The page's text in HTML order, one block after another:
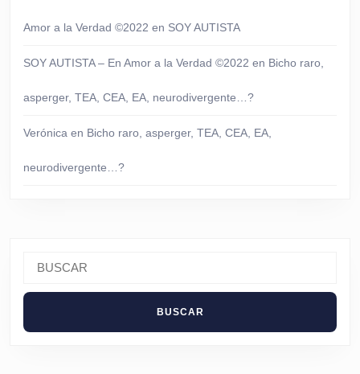
Amor a la Verdad ©2022 en SOY AUTISTA
SOY AUTISTA – En Amor a la Verdad ©2022 en Bicho raro,
asperger, TEA, CEA, EA, neurodivergente…?
Verónica en Bicho raro, asperger, TEA, CEA, EA,
neurodivergente…?